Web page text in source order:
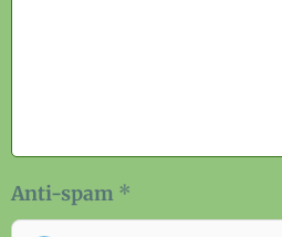
Anti-spam